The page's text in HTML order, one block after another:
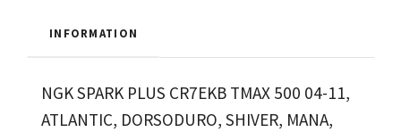
INFORMATION
NGK SPARK PLUS CR7EKB TMAX 500 04-11,
ATLANTIC, DORSODURO, SHIVER, MANA,